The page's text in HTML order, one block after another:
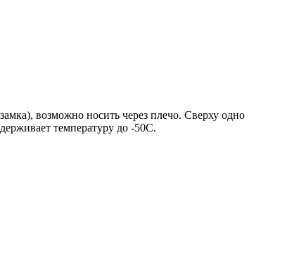
возможно носить через плечо. Сверху одно
температуру до -50С.